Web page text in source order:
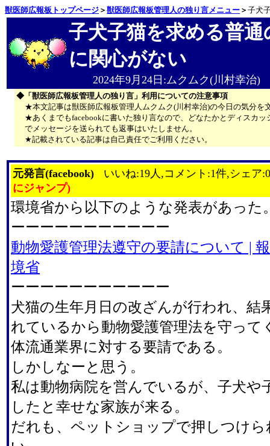
獣医師広報板トップページ ＞ 獣医師広報板管理人の独り言メニュー ＞ 子犬
子犬子猫を求める普
に関心がない
2024年9月24日:ムクムク(川村幸治)
◆「獣医師広報板管理人の独り言」利用についての注意事項
★本文記事は獣医師広報板管理人ムクムク(川村幸治)の今日の気分を
★あくまでもfacebookに書いた独り言なので、どなたかとディスカ
でメッセージを送られても返事はいたしません。
★記載されている記事は自己責任でご利用ください。
元発言(facebook)
いいね:19人,コメント:1件,シェア
にジャンプ)
環境省から以下のような発表があった
ーーーーーーーーーーー
動物愛護管理法遵守の要請について |
境省
ーーーーーーーーーーー
犬猫の生年月日の改ざんが行われ、結
れているから動物愛護管理法を守って
体流通業界に対する要請である。
しかしなーと思う。
私は動物病院を営んでいるが、子犬や
したと幸せな家族が来る。
だれも、ペットショップで押しつけ